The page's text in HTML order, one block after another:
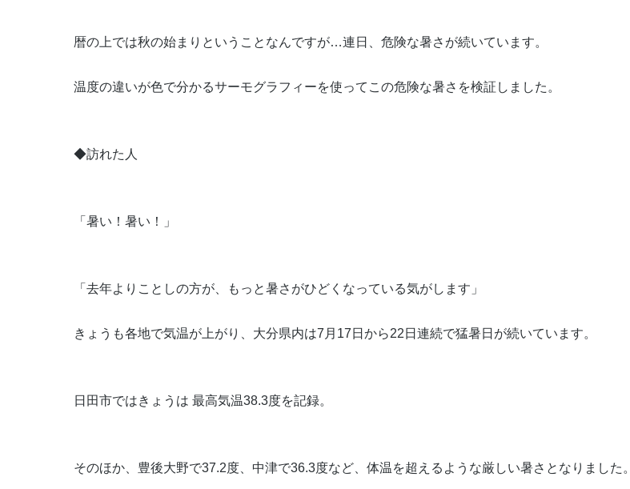
暦の上では秋の始まりということなんですが…連日、危険な暑さが続いています。
温度の違いが色で分かるサーモグラフィーを使ってこの危険な暑さを検証しました。
◆訪れた人
「暑い！暑い！」
「去年よりことしの方が、もっと暑さがひどくなっている気がします」
きょうも各地で気温が上がり、大分県内は7月17日から22日連続で猛暑日が続いています。
日田市ではきょうは 最高気温38.3度を記録。
そのほか、豊後大野で37.2度、中津で36.3度など、体温を超えるような厳しい暑さとなりました。